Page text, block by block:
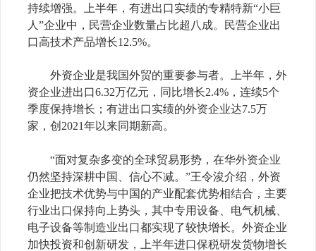
持续增强。上半年，有进出口实绩的专精特新“小巨
人”企业中，民营企业数量占比超八成。民营企业出
口高技术产品增长12.5%。
外资企业是我国外贸的重要参与者。上半年，外
资企业进出口6.32万亿元，同比增长2.4% ，连续5个
季度保持增长；有进出口实绩的外资企业达7.5万
家，创 2021年以来同期新高。
“面对复杂多变的全球贸易形势，在华外资企业
仍然坚持深耕中国、信心不减。”王令浚介绍，外资
企业把技术优势与中国的产业配套优势相结合，主要
行业出口保持向上势头，其中专用设备、电气机械、
电子设备等制造业出口都实现了较快增长。外资企业
加快投资和创新研发，上半年进口保税研发货物增长